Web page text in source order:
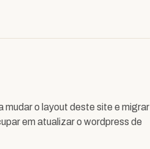
mudar o layout deste site e migrar
em atualizar o wordpress de